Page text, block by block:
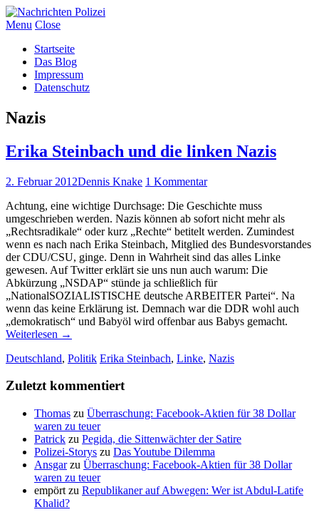
Menu Close
Startseite
Das Blog
Impressum
Datenschutz
Nazis
Erika Steinbach und die linken Nazis
2. Februar 2012Dennis Knake 1 Kommentar
Achtung, eine wichtige Durchsage: Die Geschichte muss
umgeschrieben werden. Nazis können ab sofort nicht mehr als
„Rechtsradikale“ oder kurz „Rechte“ betitelt werden. Zumindest
wenn es nach nach Erika Steinbach, Mitglied des Bundesvorstandes
der CDU/CSU, ginge. Denn in Wahrheit sind das alles Linke
gewesen. Auf Twitter erklärt sie uns nun auch warum: Die
Abkürzung „NSDAP“ stünde ja schließlich für
„NationalSOZIALISTISCHE deutsche ARBEITER Partei“. Na
wenn das keine Erklärung ist. Demnach war die DDR wohl auch
„demokratisch“ und Babyöl wird offenbar aus Babys gemacht.
Weiterlesen →
Deutschland, Politik Erika Steinbach, Linke, Nazis
Zuletzt kommentiert
Thomas zu Überraschung: Facebook-Aktien für 38 Dollar
waren zu teuer
Patrick zu Pegida, die Sittenwächter der Satire
Polizei-Storys zu Das Youtube Dilemma
Ansgarzu Überraschung: Facebook-Aktien für 38 Dollar
waren zu teuer
empört zu Republikaner auf Abwegen: Wer ist Abdul-Latife
Khalid?